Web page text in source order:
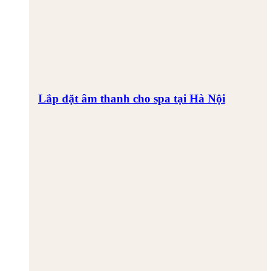
Lắp đặt âm thanh cho spa tại Hà Nội